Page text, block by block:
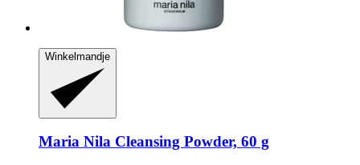
Winkelmandje
Maria Nila Cleansing Powder, 60 g